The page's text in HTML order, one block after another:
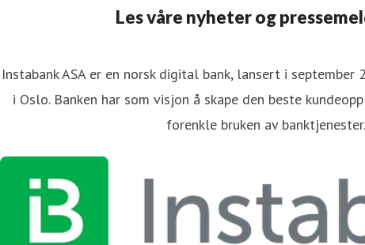
Les våre nyheter og
Instabank ASA er en norsk digital bank, lansert i september
i Oslo. Banken har som visjon å skape den beste
forenkle bruken av banktjenester.